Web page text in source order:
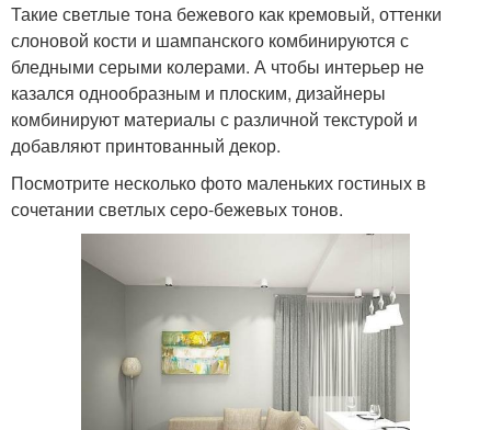
Такие светлые тона бежевого как кремовый, оттенки
слоновой кости и шампанского комбинируются с
бледными серыми колерами. А чтобы интерьер не
казался однообразным и плоским, дизайнеры
комбинируют материалы с различной текстурой и
добавляют принтованный декор.
Посмотрите несколько фото маленьких гостиных в
сочетании светлых серо-бежевых тонов.